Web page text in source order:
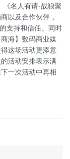
名人有请-战狼聚
以及合作伙伴，
支持和信任。同时
海】数码商业媒
这场活动更添意
活动安排表示满
一次活动中再相